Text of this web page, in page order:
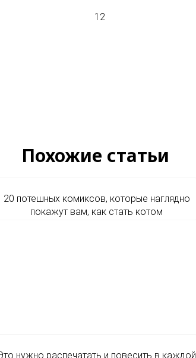
Похожие статьи
20 потешных комиксов, которые наглядно
покажут вам, как стать котом
нужно распечатать и повесить в каждой